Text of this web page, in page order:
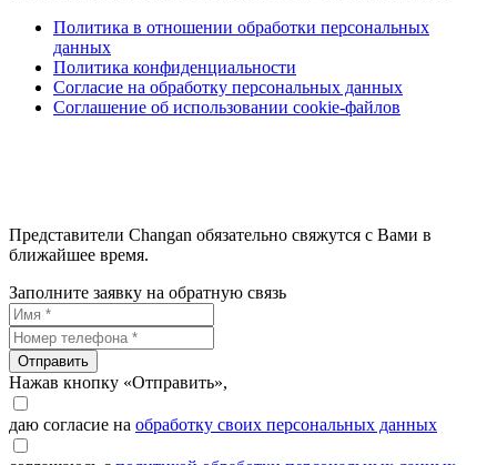
Политика в отношении обработки персональных
данных
Политика конфиденциальности
Согласие на обработку персональных данных
Соглашение об использовании cookie-файлов
Представители Changan обязательно свяжутся с Вами в
ближайшее время.
Заполните заявку на обратную связь
Отправить
Нажав кнопку «Отправить»,
даю согласие на обработку своих персональных данных